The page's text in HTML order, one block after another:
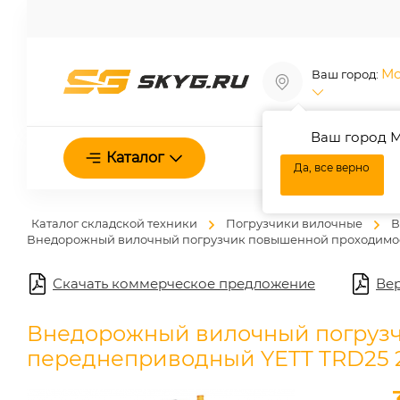
Ваш город:
Ваш город
Да, все верно
Каталог О нас
Каталог складской техники Погрузчики вилочные
Внедорожный вилочный погрузчик повышенной
Скачать коммерческое предложение
Внедорожный вилочный
переднеприводный YETT TRD25